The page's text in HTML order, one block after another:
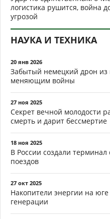
логистика рушится, война
угрозой
НАУКА И ТЕХНИКА
20 янв 2026
Забытый немецкий дрон из
меняющим войны
27 ноя 2025
Секрет вечной молодости
смерть и дарит бессмертие
18 ноя 2025
В России создали терминал
поездов
27 окт 2025
Накопители энергии на
генерации